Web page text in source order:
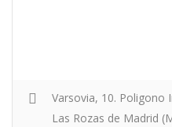
Varsovia, 10. Poligono
Las Rozas de Madrid